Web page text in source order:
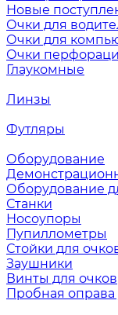
Новые
Очки для
Очки для
Очки
Глаукомные
Линзы
Футляры
Оборудование
Оборудование
Станки
Носоупоры
Пупиллометры
Стойки для
Заушники
Винты для очков
Пробная оправа